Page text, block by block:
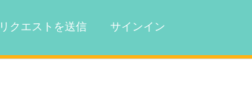
リクエストを送信 サインイン